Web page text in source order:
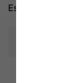
Especificações